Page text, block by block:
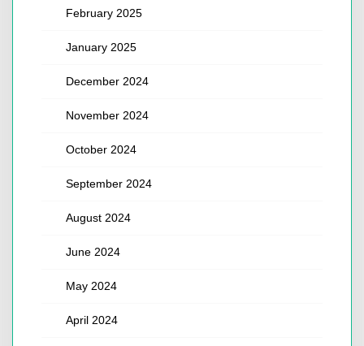
February 2025
January 2025
December 2024
November 2024
October 2024
September 2024
August 2024
June 2024
May 2024
April 2024